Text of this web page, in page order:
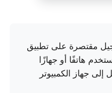
مقتصرة على تطبيق
هاتفًا أو جهازًا
إلى جهاز الكمبيوتر